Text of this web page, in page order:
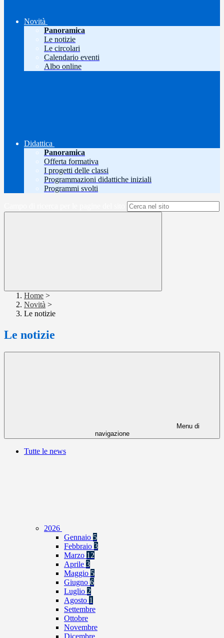
Novità
Panoramica
Le notizie
Le circolari
Calendario eventi
Albo online
Didattica
Panoramica
Offerta formativa
I progetti delle classi
Programmazioni didattiche iniziali
Programmi svolti
Home >
Novità >
Le notizie
Le notizie
Menu di
navigazione
Tutte le news
2026
Gennaio 5
Febbraio 3
Marzo 12
Aprile 3
Maggio 5
Giugno 6
Luglio 2
Agosto 1
Settembre
Ottobre
Novembre